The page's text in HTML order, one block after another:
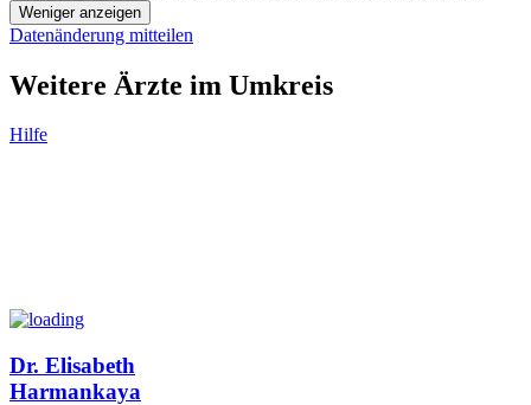
Weniger anzeigen
Datenänderung mitteilen
Weitere Ärzte im Umkreis
Hilfe
Dr. Elisabeth
Harmankaya